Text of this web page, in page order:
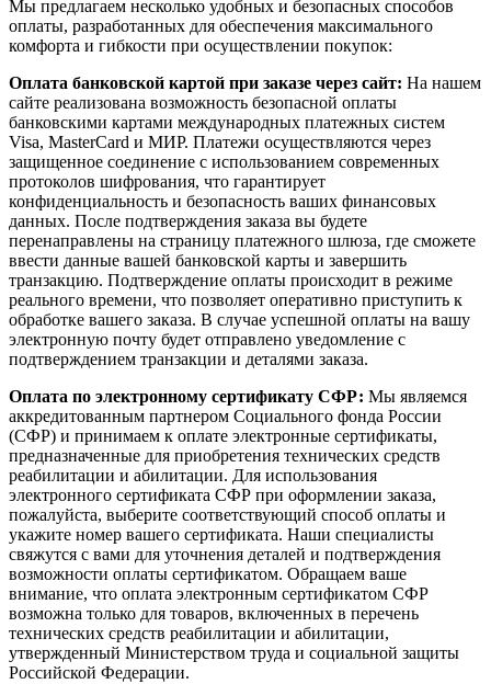
Мы предлагаем несколько удобных и безопасных способов
оплаты, разработанных для обеспечения максимального
комфорта и гибкости при осуществлении покупок:
Оплата банковской картой при заказе через сайт: На нашем
сайте реализована возможность безопасной оплаты
банковскими картами международных платежных систем
Visa, MasterCard и МИР. Платежи осуществляются через
защищенное соединение с использованием современных
протоколов шифрования, что гарантирует
конфиденциальность и безопасность ваших финансовых
данных. После подтверждения заказа вы будете
перенаправлены на страницу платежного шлюза, где сможете
ввести данные вашей банковской карты и завершить
транзакцию. Подтверждение оплаты происходит в режиме
реального времени, что позволяет оперативно приступить к
обработке вашего заказа. В случае успешной оплаты на вашу
электронную почту будет отправлено уведомление с
подтверждением транзакции и деталями заказа.
Оплата по электронному сертификату СФР: Мы являемся
аккредитованным партнером Социального фонда России
(СФР) и принимаем к оплате электронные сертификаты,
предназначенные для приобретения технических средств
реабилитации и абилитации. Для использования
электронного сертификата СФР при оформлении заказа,
пожалуйста, выберите соответствующий способ оплаты и
укажите номер вашего сертификата. Наши специалисты
свяжутся с вами для уточнения деталей и подтверждения
возможности оплаты сертификатом. Обращаем ваше
внимание, что оплата электронным сертификатом СФР
возможна только для товаров, включенных в перечень
технических средств реабилитации и абилитации,
утвержденный Министерством труда и социальной защиты
Российской Федерации.